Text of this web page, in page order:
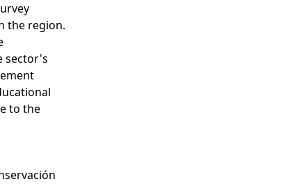
the region.
sector's
to the